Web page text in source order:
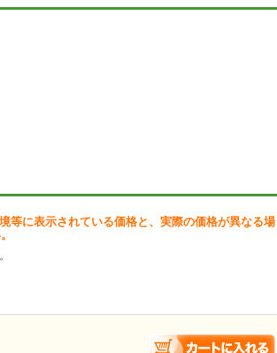
等に表示されている価格と、実際の価格が異なる場